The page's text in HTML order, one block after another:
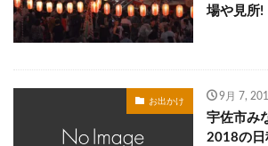
場や見所!
お出かけ 9月 7,
宇佐市み
2018の日